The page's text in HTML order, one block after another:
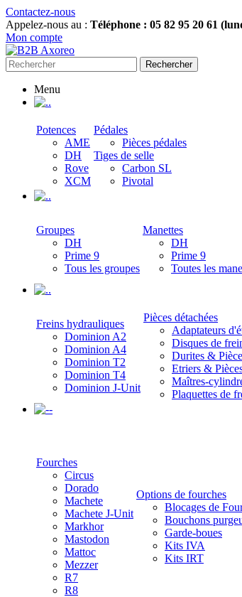
Contactez-nous
Appelez-nous au : Téléphone : 05 82 95 20 61
Mon compte
Rechercher
Menu
.
Potences
AME
DH
Rove
XCM
Pédales
Pièces pédales
Tiges de selle
Carbon SL
Pivotal
.
Groupes
DH
Prime 9
Tous les groupes
Manettes
DH
Prime 9
Toutes les
.
Freins hydrauliques
Dominion A2
Dominion A4
Dominion T2
Dominion T4
Dominion J-Unit
Pièces détachées
Adaptateurs
Disques de
Durites &
Etriers &
Maîtres-
Plaquettes de
-
Fourches
Circus
Dorado
Machete
Machete J-Unit
Markhor
Mastodon
Mattoc
Mezzer
R7
R8
Options de fourches
Blocages de
Bouchons
Garde-boues
Kits IVA
Kits IRT